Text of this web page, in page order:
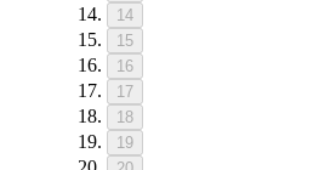
14
15
16
17
18
19